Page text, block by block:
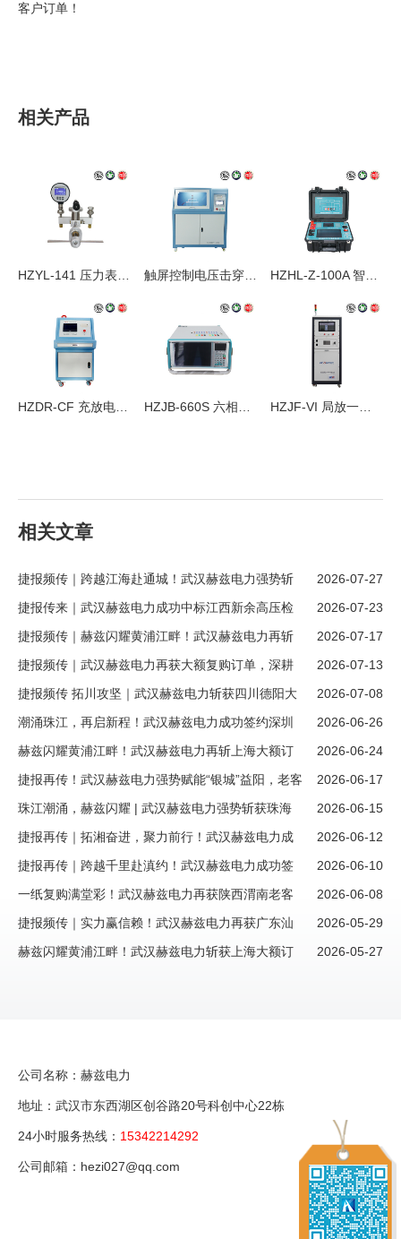
客户订单！
相关产品
触屏控制电压击穿试验仪
HZJF-VI 局放一体机
相关文章
2026-07-27
捷报频传｜跨越江海赴通城！武汉赫兹电力强势斩
获江苏南通大额新客户订单
2026-07-23
捷报传来｜武汉赫兹电力成功中标江西新余高压检
测设备项目，开拓赣鄱市场新版图！
2026-07-17
捷报频传｜赫兹闪耀黄浦江畔！武汉赫兹电力再斩
上海大额订单，续写跨区域合作新篇章
2026-07-13
捷报频传｜武汉赫兹电力再获大额复购订单，深耕
四川德阳市场！
2026-07-08
捷报频传 拓川攻坚｜武汉赫兹电力斩获四川德阳大
额新客户订单！
2026-06-26
潮涌珠江，再启新程！武汉赫兹电力成功签约深圳
大额新订单
2026-06-24
赫兹闪耀黄浦江畔！武汉赫兹电力再斩上海大额订
单，续写跨区域合作新篇章
2026-06-17
捷报再传！武汉赫兹电力强势赋能“银城”益阳，老客
户复购大单彰显硬核实力！
2026-06-15
珠江潮涌，赫兹闪耀 | 武汉赫兹电力强势斩获珠海
大额新订单！
2026-06-12
捷报再传｜拓湘奋进，聚力前行！武汉赫兹电力成
功签约湖南株洲大额新订单
2026-06-10
捷报再传｜跨越千里赴滇约！武汉赫兹电力成功签
约昆明新客户大额订单，西南市场再添重磅伙伴
2026-06-08
一纸复购满堂彩！武汉赫兹电力再获陕西渭南老客
户信赖，续写“信任长歌”新篇章
2026-05-29
捷报频传｜实力赢信赖！武汉赫兹电力再获广东汕
头老客户大额复购订单
2026-05-27
赫兹闪耀黄浦江畔！武汉赫兹电力斩获上海大额订
公司名称：赫兹电力
地址：武汉市东西湖区创谷路20号科创中心22栋
24小时服务热线： 15342214292
公司邮箱：hezi027@qq.com